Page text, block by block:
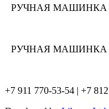
РУЧНАЯ МАШИНКА
РУЧНАЯ МАШИНКА
+7 911 770-53-54 | +7